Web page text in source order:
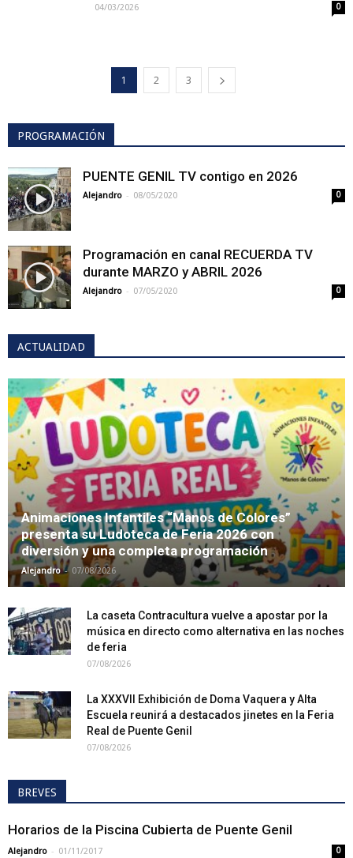
04/03/2026 0
1 2 3
PROGRAMACIÓN
PUENTE GENIL TV contigo en 2026
Alejandro - 08/05/2020 0
Programación en canal RECUERDA TV
durante MARZO y ABRIL 2026
Alejandro - 07/05/2020 0
ACTUALIDAD
Animaciones Infantiles “Manos de Colores”
presenta su Ludoteca de Feria 2026 con
diversión y una completa programación
Alejandro - 07/08/2026
La caseta Contracultura vuelve a apostar por la
música en directo como alternativa en las noches
de feria
07/08/2026
La XXXVII Exhibición de Doma Vaquera y Alta
Escuela reunirá a destacados jinetes en la Feria
Real de Puente Genil
07/08/2026
BREVES
Horarios de la Piscina Cubierta de Puente Genil
Alejandro - 01/11/2017 0